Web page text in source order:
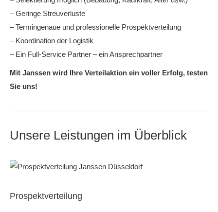
– Geringe Streuverluste
– Termingenaue und professionelle Prospektverteilung
– Koordination der Logistik
– Ein Full-Service Partner – ein Ansprechpartner
Mit Janssen wird Ihre Verteilaktion ein voller Erfolg, testen
Sie uns!
Unsere Leistungen im Überblick
Prospektverteilung